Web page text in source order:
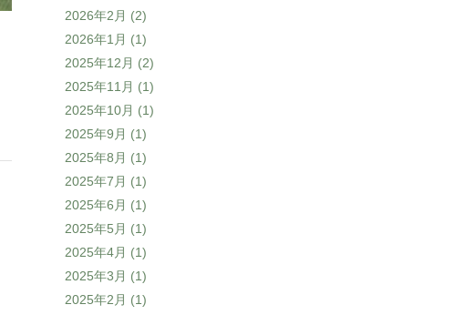
2026年2月 (2)
2026年1月 (1)
2025年12月 (2)
2025年11月 (1)
2025年10月 (1)
2025年9月 (1)
2025年8月 (1)
2025年7月 (1)
2025年6月 (1)
2025年5月 (1)
2025年4月 (1)
2025年3月 (1)
2025年2月 (1)